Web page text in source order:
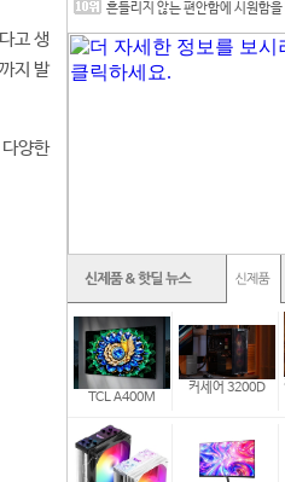
고 생
지 발
양한
흔들리지 않는 편안함에 시원함
TCL A400M
커세어 3200D